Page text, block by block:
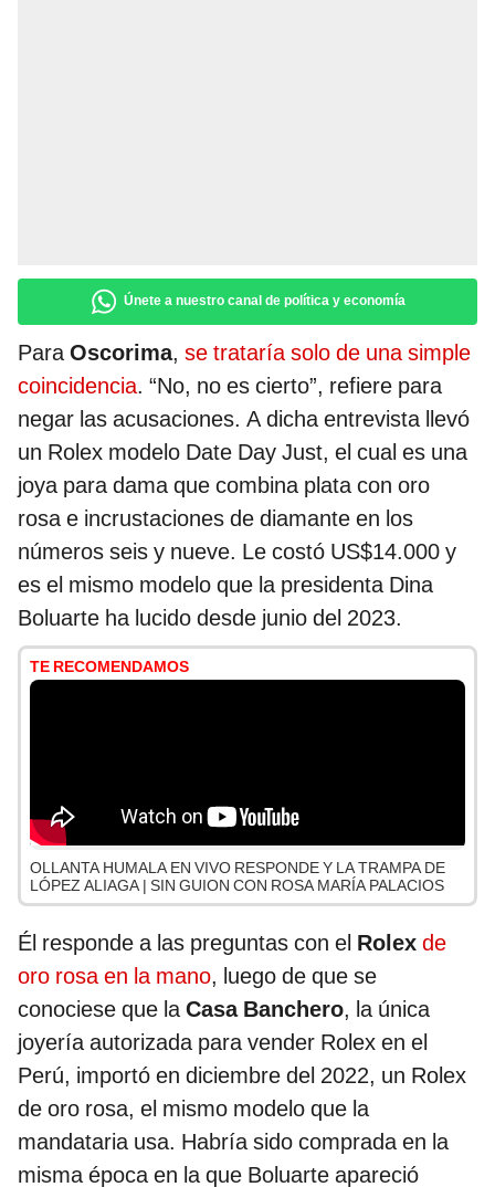
Únete a nuestro canal de política y economía
ParaOscorima, se trataría solo de una simple
coincidencia. “No, no es cierto”, refiere para
negar las acusaciones. A dicha entrevista llevó
un Rolex modelo Date Day Just, el cual es una
joya para dama que combina plata con oro
rosa e incrustaciones de diamante en los
números seis y nueve. Le costó US$14.000 y
es el mismo modelo que la presidenta Dina
Boluarte ha lucido desde junio del 2023.
TE RECOMENDAMOS
OLLANTA HUMALA EN VIVO RESPONDE Y LA TRAMPA DE
LÓPEZ ALIAGA | SIN GUION CON ROSA MARÍA PALACIOS
Él responde a las preguntas con el Rolex de
oro rosa en la mano, luego de que se
conociese que laCasa Banchero, la única
joyería autorizada para vender Rolex en el
Perú, importó en diciembre del 2022, un Rolex
de oro rosa, el mismo modelo que la
mandataria usa. Habría sido comprada en la
misma época en la que Boluarte apareció